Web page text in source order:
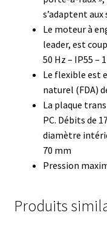
Connectique
Consommable –
Consommable –
Consommable –
Consommable –
Consommables
s’adaptent aux
Le moteur à
leader, est
50 Hz – IP55 –
Le flexible est
naturel (FDA)
La plaque
PC. Débits de
diamètre
70 mm
Pression
Produits